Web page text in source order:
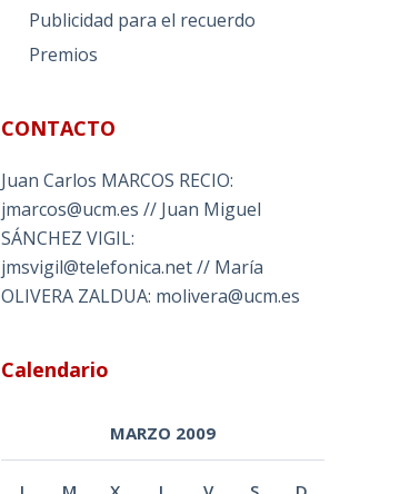
Publicidad para el recuerdo
Premios
CONTACTO
Juan Carlos MARCOS RECIO:
jmarcos@ucm.es // Juan Miguel
SÁNCHEZ VIGIL:
jmsvigil@telefonica.net // María
OLIVERA ZALDUA: molivera@ucm.es
Calendario
MARZO 2009